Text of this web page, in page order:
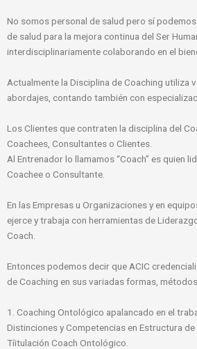
No somos personal de salud pero sí
de salud para la mejora continua del Ser
interdisciplinariamente colaborando en el
Actualmente la Disciplina de Coaching utiliza
abordajes, contando también con
Los Clientes que contraten la disciplina del
Coachees, Consultantes o Clientes.
Al Entrenador lo llamamos “Coach” es quien
Coachee o Consultante.
En las Empresas u Organizaciones y en
ejerce y trabaja con herramientas de
Coach.
Entonces podemos decir que ACIC
de Coaching en sus variadas formas,
1. Coaching Ontológico apalancado en el
Distinciones y Competencias en Estructura de
Tíitulación Coach Ontológico.